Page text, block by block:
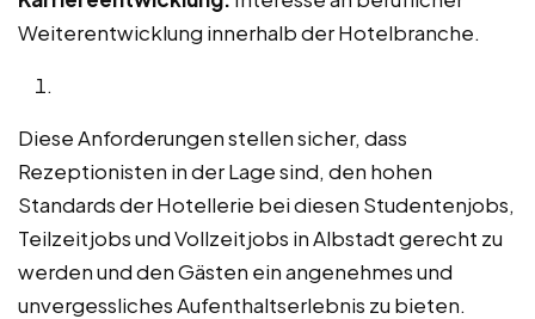
Weiterentwicklung innerhalb der Hotelbranche.
Diese Anforderungen stellen sicher, dass
Rezeptionisten in der Lage sind, den hohen
Standards der Hotellerie bei diesen Studentenjobs,
Teilzeitjobs und Vollzeitjobs in Albstadt gerecht zu
werden und den Gästen ein angenehmes und
unvergessliches Aufenthaltserlebnis zu bieten.